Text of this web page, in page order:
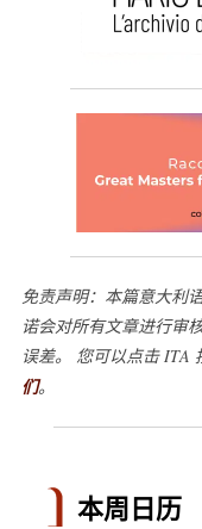
免责声明：本篇意大利
诺会对所有文章进行审
误差。 您可以点击 ITA
们。
本周日历